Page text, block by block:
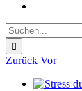
Suche
nach:
Zurück Vor
Zeige